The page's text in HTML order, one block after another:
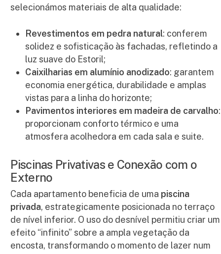
selecionámos materiais de alta qualidade:
Revestimentos em pedra natural: conferem
solidez e sofisticação às fachadas, refletindo a
luz suave do Estoril;
Caixilharias em alumínio anodizado: garantem
economia energética, durabilidade e amplas
vistas para a linha do horizonte;
Pavimentos interiores em madeira de carvalho:
proporcionam conforto térmico e uma
atmosfera acolhedora em cada sala e suite.
Piscinas Privativas e Conexão com o
Externo
Cada apartamento beneficia de uma piscina
privada, estrategicamente posicionada no terraço
de nível inferior. O uso do desnível permitiu criar um
efeito “infinito” sobre a ampla vegetação da
encosta, transformando o momento de lazer num